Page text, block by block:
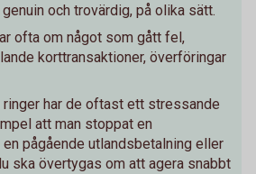
och trovärdig, på olika sätt.
ofta om något som gått fel,
korttransaktioner, överföringar
ringer har de oftast ett stressande
att man stoppat en
pågående utlandsbetalning eller
ska övertygas om att agera snabbt